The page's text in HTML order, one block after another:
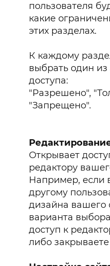
пользователя
какие
этих разделах.
К каждому
выбрать один из
доступа:
"Разрешено",
"Запрещено".
Открывает
редактору
Например, если
другому
дизайна вашего
варианта
доступ к
либо